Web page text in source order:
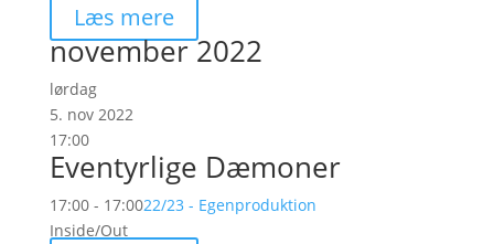
Læs mere
november 2022
lørdag
5. nov 2022
17:00
Eventyrlige Dæmoner
17:00 - 17:0022/23 - Egenproduktion
Inside/Out